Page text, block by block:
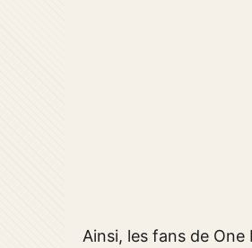
Ainsi, les fans de